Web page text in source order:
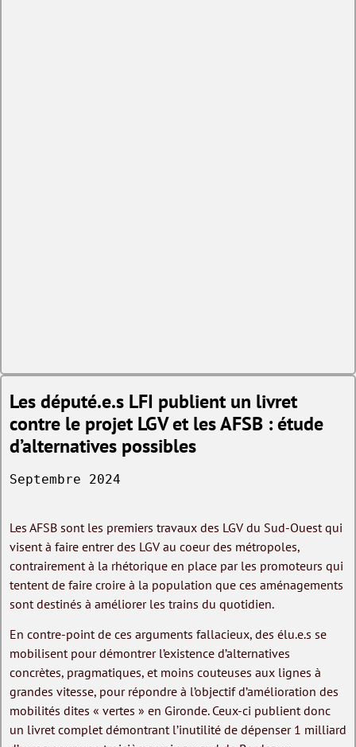
Les député.e.s LFI publient un livret
contre le projet LGV et les AFSB : étude
d’alternatives possibles
Septembre 2024
Les AFSB sont les premiers travaux des LGV du Sud-Ouest qui
visent à faire entrer des LGV au coeur des métropoles,
contrairement à la rhétorique en place par les promoteurs qui
tentent de faire croire à la population que ces aménagements
sont destinés à améliorer les trains du quotidien.
En contre-point de ces arguments fallacieux, des élu.e.s se
mobilisent pour démontrer l’existence d’alternatives
concrètes, pragmatiques, et moins couteuses aux lignes à
grandes vitesse, pour répondre à l’objectif d’amélioration des
mobilités dites « vertes » en Gironde. Ceux-ci publient donc
un livret complet démontrant l’inutilité de dépenser 1 milliard